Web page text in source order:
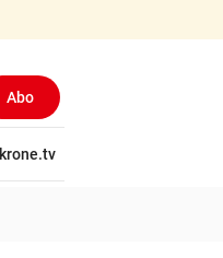
Abo
krone.tv